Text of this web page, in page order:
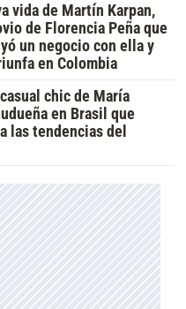
vida de Martín Karpan,
de Florencia Peña que
un negocio con ella y
en Colombia
chic de María
en Brasil que
las tendencias del